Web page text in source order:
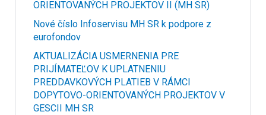
ORIENTOVANÝCH PROJEKTOV II (MH SR)
Nové číslo Infoservisu MH SR k podpore z
eurofondov
AKTUALIZÁCIA USMERNENIA PRE
PRIJÍMATEĽOV K UPLATNENIU
PREDDAVKOVÝCH PLATIEB V RÁMCI
DOPYTOVO-ORIENTOVANÝCH PROJEKTOV V
GESCII MH SR